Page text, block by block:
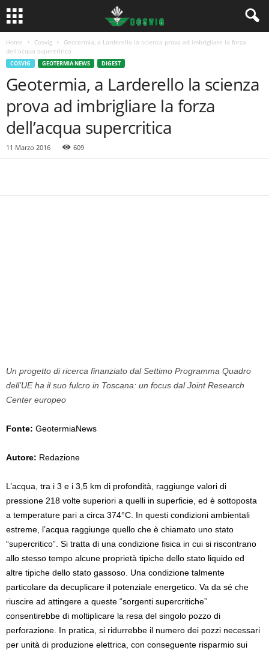
Home Cosvig
Geotermia, a Larderello la scienza prova ad imbrigliare la forza
dell’acqua supercritica
COSVIG GEOTERMIA NEWS DIGEST
Geotermia, a Larderello la scienza
prova ad imbrigliare la forza
dell’acqua supercritica
11 Marzo 2016 609
Un progetto di ricerca finanziato dal Settimo Programma Quadro
dell’UE ha il suo fulcro in Toscana: un focus dal Joint Research
Center europeo
Fonte: GeotermiaNews
Autore: Redazione
L’acqua, tra i 3 e i 3,5 km di profondità, raggiunge valori di
pressione 218 volte superiori a quelli in superficie, ed è sottoposta
a temperature pari a circa 374°C. In questi condizioni ambientali
estreme, l’acqua raggiunge quello che è chiamato uno stato
“supercritico”. Si tratta di una condizione fisica in cui si riscontrano
allo stesso tempo alcune proprietà tipiche dello stato liquido ed
altre tipiche dello stato gassoso. Una condizione talmente
particolare da decuplicare il potenziale energetico. Va da sé che
riuscire ad attingere a queste “sorgenti supercritiche”
consentirebbe di moltiplicare la resa del singolo pozzo di
perforazione. In pratica, si ridurrebbe il numero dei pozzi necessari
per unità di produzione elettrica, con conseguente risparmio sui